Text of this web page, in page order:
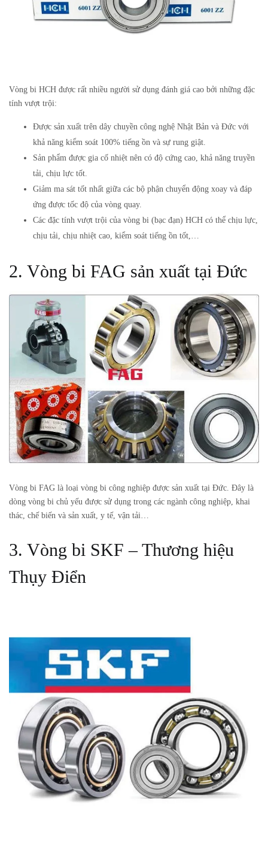
Vòng bi HCH được rất nhiều người sử dụng đánh giá cao bởi những đặc
tính vượt trội:
Được sản xuất trên dây chuyền công nghệ Nhật Bản và Đức với
khả năng kiểm soát 100% tiếng ồn và sự rung giật.
Sản phẩm được gia cố nhiệt nên có độ cứng cao, khả năng truyền
tải, chịu lực tốt.
Giảm ma sát tốt nhất giữa các bộ phận chuyển động xoay và đáp
ứng được tốc độ của vòng quay.
Các đặc tính vượt trội của vòng bi (bạc đạn) HCH có thể chịu lực,
chịu tải, chịu nhiệt cao, kiểm soát tiếng ồn tốt,…
2. Vòng bi FAG sản xuất tại Đức
Vòng bi FAG là loại vòng bi công nghiệp được sản xuất tại Đức. Đây là
dòng vòng bi chủ yếu được sử dụng trong các ngành công nghiệp, khai
thác, chế biến và sản xuất, y tế, vận tải…
3. Vòng bi SKF – Thương hiệu
Thụy Điển